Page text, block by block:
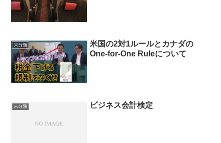
未分類
米国の2対1ルールとカナダの
One-for-One Ruleについて
未分類 ビジネス会計検定